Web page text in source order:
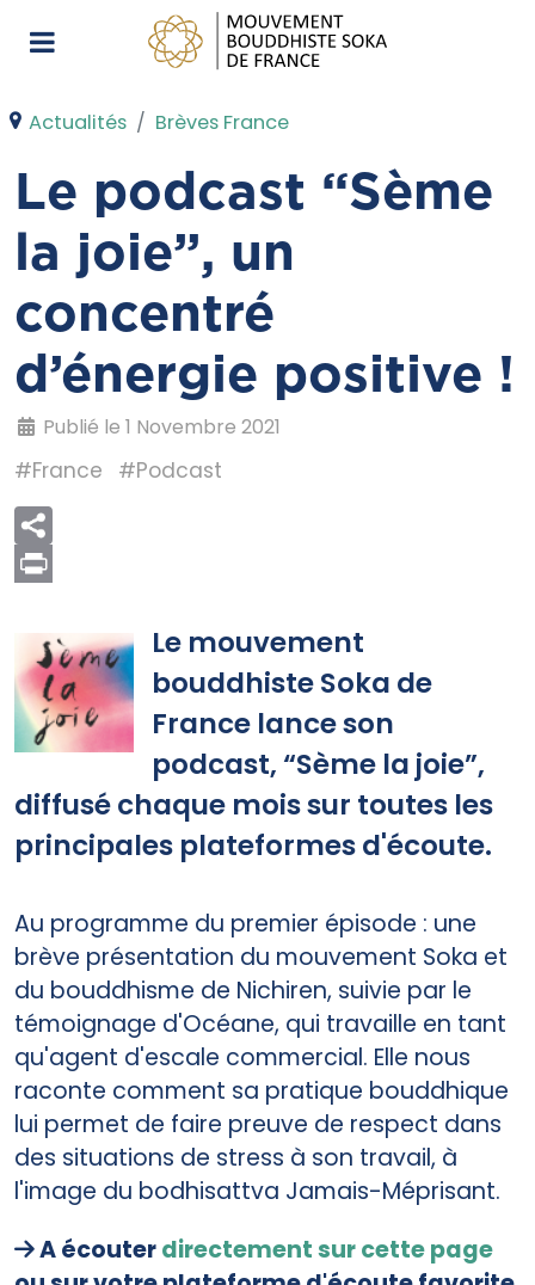
Actualités Brèves France
Le podcast “Sème
la joie”, un
concentré
d’énergie positive !
Publié le 1 Novembre 2021
#France #Podcast
Le mouvement
bouddhiste Soka de
France lance son
podcast, “Sème la joie”,
diffusé chaque mois sur toutes les
principales plateformes d'écoute.
Au programme du premier épisode : une
brève présentation du mouvement Soka et
du bouddhisme de Nichiren, suivie par le
témoignage d'Océane, qui travaille en tant
qu'agent d'escale commercial. Elle nous
raconte comment sa pratique bouddhique
lui permet de faire preuve de respect dans
des situations de stress à son travail, à
l'image du bodhisattva Jamais-Méprisant.
A écouterdirectement sur cette page